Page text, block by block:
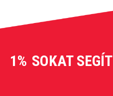
1% SOKAT SEGÍT